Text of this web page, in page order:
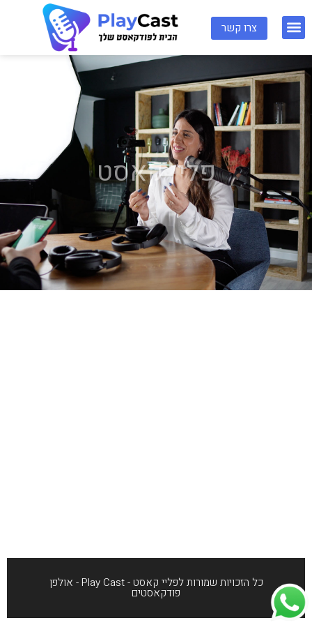
דילוג
לתוכןתפריטצרו קשר
פליי קאסט
כל הזכויות שמורות לפליי קאסט - Play Cast - אולפן
פודקאסטים